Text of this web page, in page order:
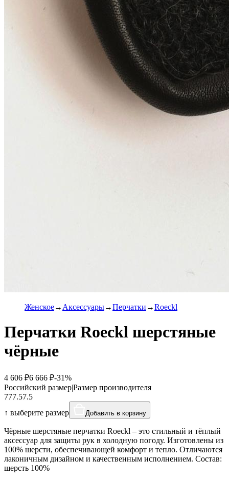
Женское Аксессуары Перчатки Roeckl
Перчатки Roeckl шерстяные
чёрные
4 606 ₽6 666 ₽-31%
Российский размер|Размер производителя
777.57.5
↑ выберите размер
Добавить в корзину
Чёрные шерстяные перчатки Roeckl – это стильный и тёплый
аксессуар для защиты рук в холодную погоду. Изготовлены из
100% шерсти, обеспечивающей комфорт и тепло. Отличаются
лаконичным дизайном и качественным исполнением. Состав:
шерсть 100%